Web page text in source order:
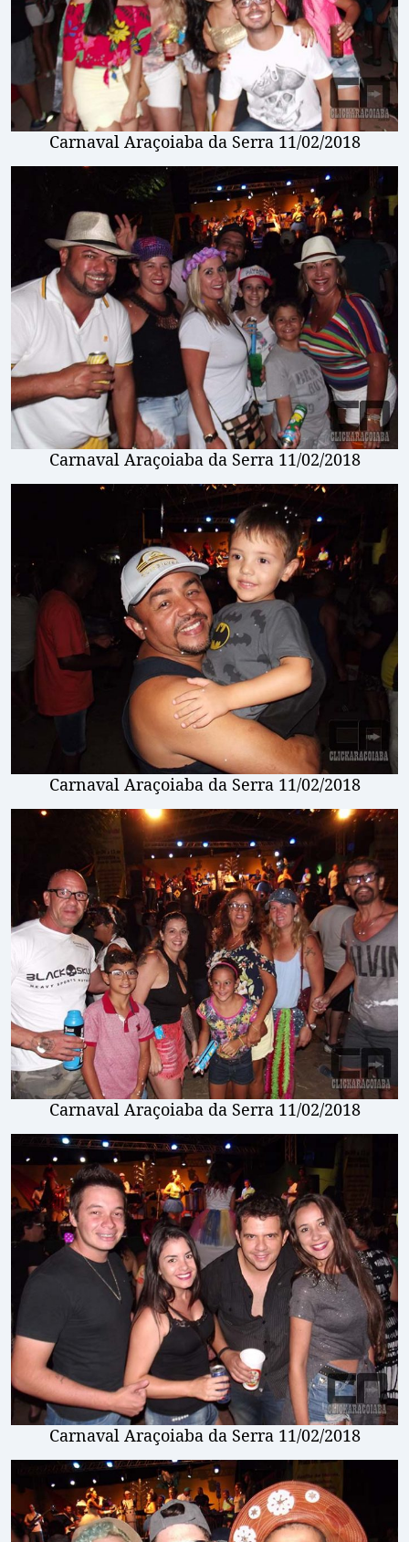
Carnaval Araçoiaba da Serra 11/02/2018
Carnaval Araçoiaba da Serra 11/02/2018
Carnaval Araçoiaba da Serra 11/02/2018
Carnaval Araçoiaba da Serra 11/02/2018
Carnaval Araçoiaba da Serra 11/02/2018